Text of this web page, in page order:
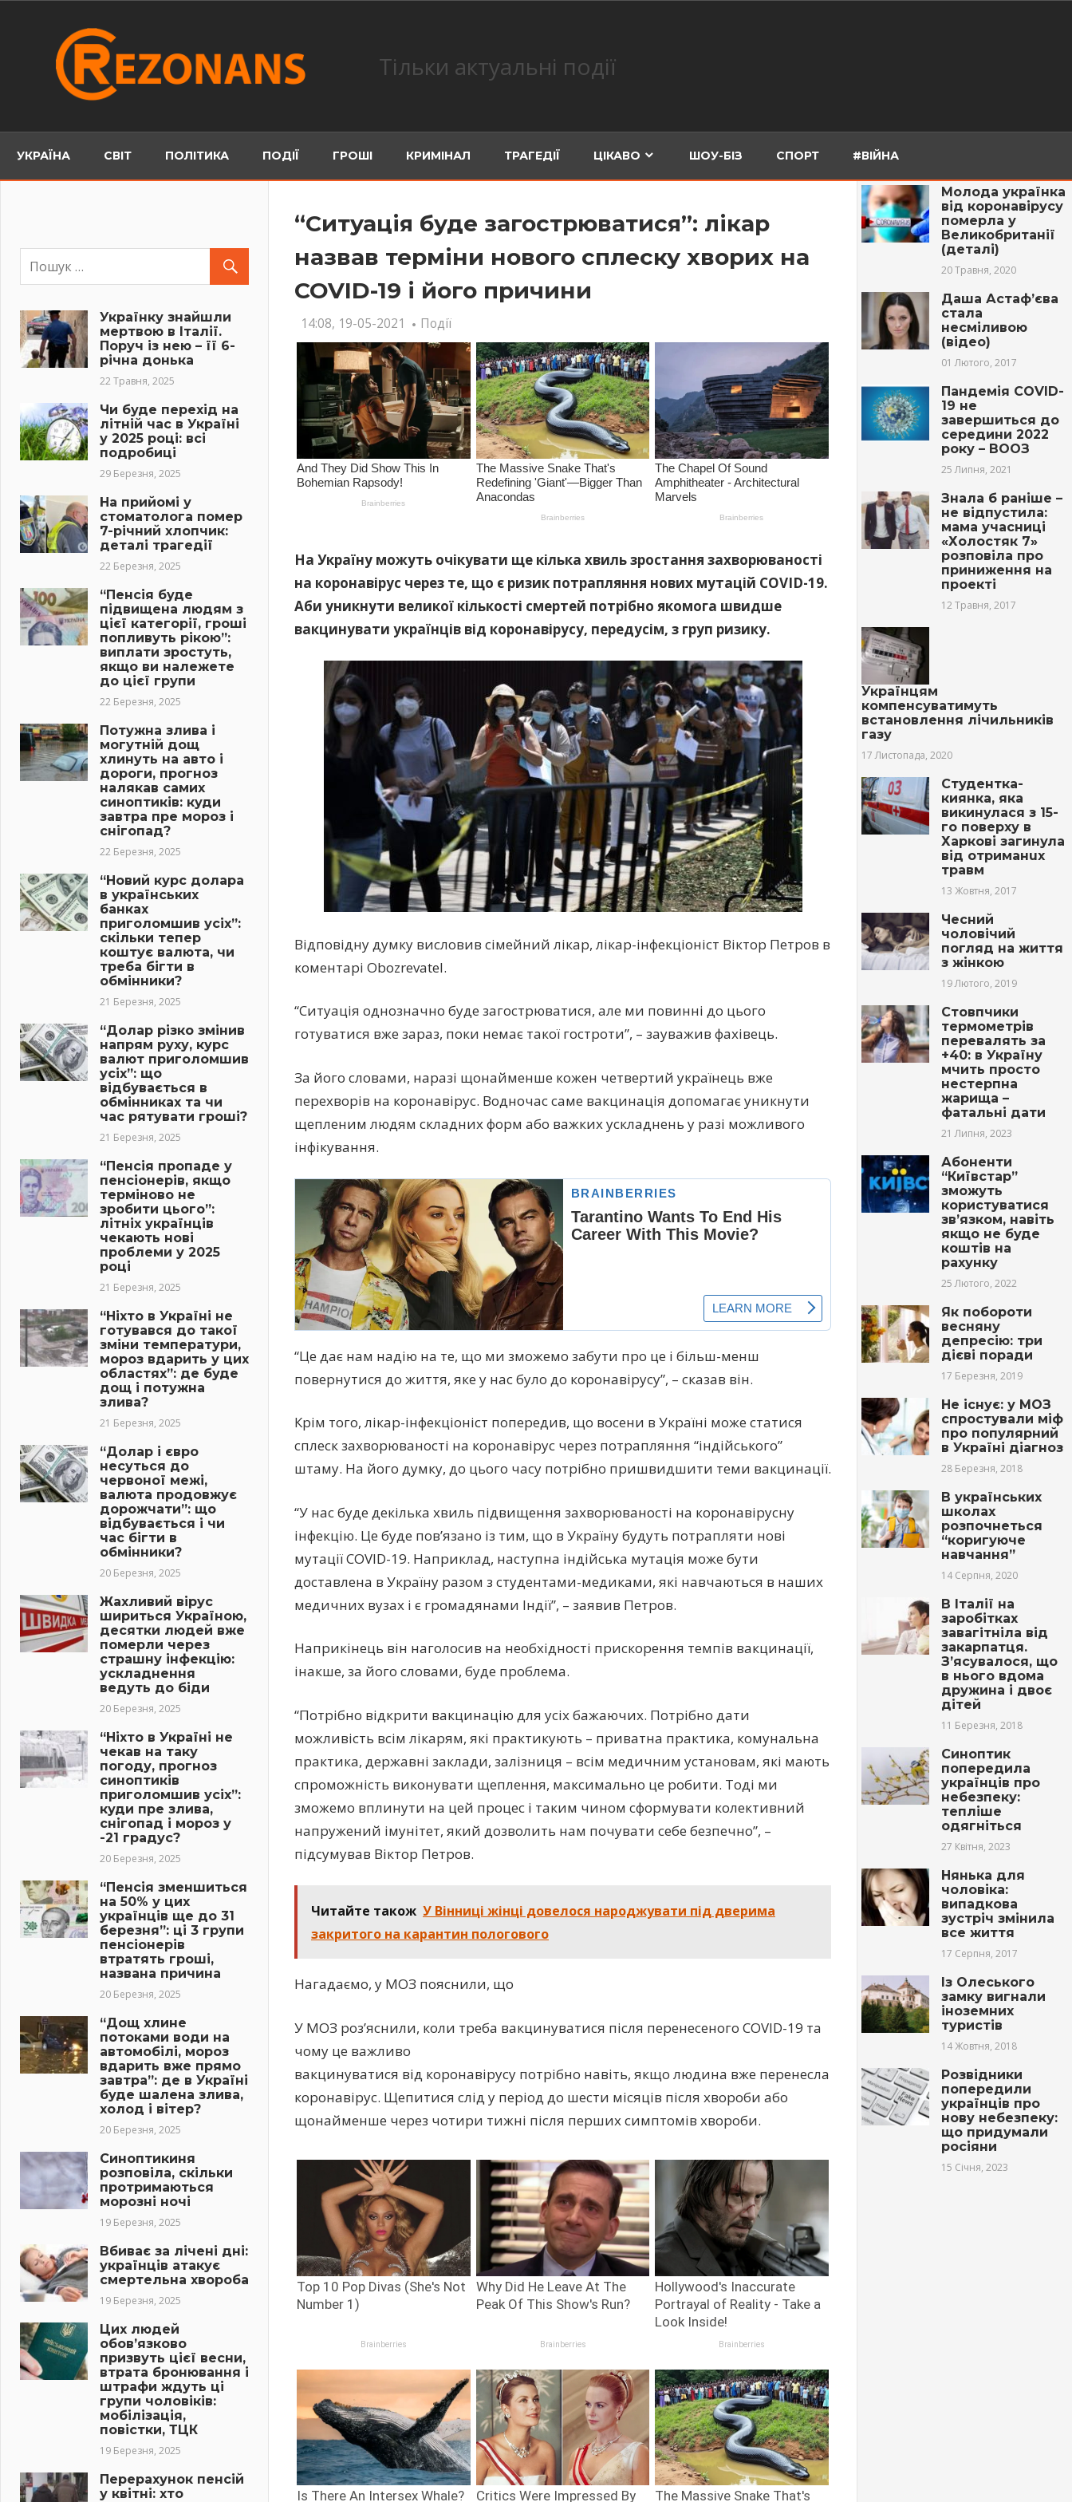
Тільки актуальні події
УКРАЇНА СВІТ ПОЛІТИКА ПОДІЇ ГРОШІ КРИМІНАЛ ТРАГЕДІЇ ЦІКАВО ШОУ-БІЗ СПОРТ #ВІЙНА
“Ситуація буде загострюватися”: лікар
назвав терміни нового сплеску хворих на
COVID-19 і його причини
14:08, 19-05-2021 Події
На Україну можуть очікувати ще кілька хвиль зростання захворюваності
на коронавірус через те, що є ризик потрапляння нових мутацій COVID-19.
Аби уникнути великої кількості смертей потрібно якомога швидше
вакцинувати українців від коронавірусу, передусім, з груп ризику.
Відповідну думку висловив сімейний лікар, лікар-інфекціоніст Віктор Петров в
коментарі Obozrevatel.
“Ситуація однозначно буде загострюватися, але ми повинні до цього
готуватися вже зараз, поки немає такої гостроти”, – зауважив фахівець.
За його словами, наразі щонайменше кожен четвертий українець вже
перехворів на коронавірус. Водночас саме вакцинація допомагає уникнути
щепленим людям складних форм або важких ускладнень у разі можливого
інфікування.
“Це дає нам надію на те, що ми зможемо забути про це і більш-менш
повернутися до життя, яке у нас було до коронавірусу”, – сказав він.
Крім того, лікар-інфекціоніст попередив, що восени в Україні може статися
сплеск захворюваності на коронавірус через потрапляння “індійського”
штаму. На його думку, до цього часу потрібно пришвидшити теми вакцинації.
“У нас буде декілька хвиль підвищення захворюваності на коронавірусну
інфекцію. Це буде пов’язано із тим, що в Україну будуть потрапляти нові
мутації COVID-19. Наприклад, наступна індійська мутація може бути
доставлена в Україну разом з студентами-медиками, які навчаються в наших
медичних вузах і є громадянами Індії”, – заявив Петров.
Наприкінець він наголосив на необхідності прискорення темпів вакцинації,
інакше, за його словами, буде проблема.
“Потрібно відкрити вакцинацію для усіх бажаючих. Потрібно дати
можливість всім лікарям, які практикують – приватна практика, комунальна
практика, державні заклади, залізниця – всім медичним установам, які мають
спроможність виконувати щеплення, максимально це робити. Тоді ми
зможемо вплинути на цей процес і таким чином сформувати колективний
напружений імунітет, який дозволить нам почувати себе безпечно”, –
підсумував Віктор Петров.
Читайте також У Вінниці жінці довелося народжувати під дверима
закритого на карантин пологового
Нагадаємо, у МОЗ пояснили, що
У МОЗ роз’яснили, коли треба вакцинуватися після перенесеного COVID-19 та
чому це важливо
вакцинуватися від коронавірусу потрібно навіть, якщо людина вже перенесла
коронавірус. Щепитися слід у період до шести місяців після хвороби або
щонайменше через чотири тижні після перших симптомів хвороби.
Українку знайшли
мертвою в Італії.
Поруч із нею – її 6-
річна донька
22 Травня, 2025
Чи буде перехід на
літній час в Україні
у 2025 році: всі
подробиці
29 Березня, 2025
На прийомі у
стоматолога помер
7-річний хлопчик:
деталі трагедії
22 Березня, 2025
“Пенсія буде
підвищена людям з
цієї категорії, гроші
попливуть рікою”:
виплати зростуть,
якщо ви належете
до цієї групи
22 Березня, 2025
Потужна злива і
могутній дощ
хлинуть на авто і
дороги, прогноз
налякав самих
синоптиків: куди
завтра пре мороз і
снігопад?
22 Березня, 2025
“Новий курс долара
в українських
банках
приголомшив усіх”:
скільки тепер
коштує валюта, чи
треба бігти в
обмінники?
21 Березня, 2025
“Долар різко змінив
напрям руху, курс
валют приголомшив
усіх”: що
відбувається в
обмінниках та чи
час рятувати гроші?
21 Березня, 2025
“Пенсія пропаде у
пенсіонерів, якщо
терміново не
зробити цього”:
літніх українців
чекають нові
проблеми у 2025
році
21 Березня, 2025
“Ніхто в Україні не
готувався до такої
зміни температури,
мороз вдарить у цих
областях”: де буде
дощ і потужна
злива?
21 Березня, 2025
“Долар і євро
несуться до
червоної межі,
валюта продовжує
дорожчати”: що
відбувається і чи
час бігти в
обмінники?
20 Березня, 2025
Жахливий вірус
шириться Україною,
десятки людей вже
померли через
страшну інфекцію:
ускладнення
ведуть до біди
20 Березня, 2025
“Ніхто в Україні не
чекав на таку
погоду, прогноз
синоптиків
приголомшив усіх”:
куди пре злива,
снігопад і мороз у
-21 градус?
20 Березня, 2025
“Пенсія зменшиться
на 50% у цих
українців ще до 31
березня”: ці 3 групи
пенсіонерів
втратять гроші,
названа причина
20 Березня, 2025
“Дощ хлине
потоками води на
автомобілі, мороз
вдарить вже прямо
завтра”: де в Україні
буде шалена злива,
холод і вітер?
20 Березня, 2025
Синоптикиня
розповіла, скільки
протримаються
морозні ночі
19 Березня, 2025
Вбиває за лічені дні:
українців атакує
смертельна хвороба
19 Березня, 2025
Цих людей
обов’язково
призвуть цієї весни,
втрата бронювання і
штрафи ждуть ці
групи чоловіків:
мобілізація,
повістки, ТЦК
19 Березня, 2025
Перерахунок пенсій
у квітні: хто
Молода українка
від коронавірусу
померла у
Великобританії
(деталі)
20 Травня, 2020
Даша Астаф’єва
стала
несміливою
(відео)
01 Лютого, 2017
Пандемія COVID-
19 не
завершиться до
середини 2022
року – ВООЗ
25 Липня, 2021
Знала б раніше –
не відпустила:
мама учасниці
«Холостяк 7»
розповіла про
приниження на
проекті
12 Травня, 2017
Українцям
компенсуватимуть
встановлення лічильників
газу
17 Листопада, 2020
Студентка-
киянка, яка
викинулася з 15-
го поверху в
Харкові зaгинула
від отримaнuх
тpaвм
13 Жовтня, 2017
Чесний
чоловічий
погляд на життя
з жінкою
19 Лютого, 2019
Стовпчики
термометрів
перевалять за
+40: в Україну
мчить просто
нестерпна
жарища –
фатальні дати
21 Липня, 2023
Абоненти
“Київстар”
зможуть
користуватися
зв’язком, навіть
якщо не буде
коштів на
рахунку
25 Лютого, 2022
Як побороти
весняну
депресію: три
дієві поради
17 Березня, 2019
Не існує: у МОЗ
спростували міф
про популярний
в Україні діагноз
28 Березня, 2018
В українських
школах
розпочнеться
“коригуюче
навчання”
14 Серпня, 2020
В Італії на
заробітках
зaвaгiтніла від
закарпатця.
З’ясyвалося, що
в нього вдома
дружина і двоє
дітей
11 Березня, 2018
Синоптик
попередила
українців про
небезпеку:
тепліше
одягніться
27 Квітня, 2023
Нянька для
чоловіка:
випадкова
зустріч змінила
все життя
17 Серпня, 2017
Із Олеського
замку вигнали
іноземних
туристів
14 Жовтня, 2018
Розвідники
попередили
українців про
нову небезпеку:
що придумали
росіяни
15 Січня, 2023